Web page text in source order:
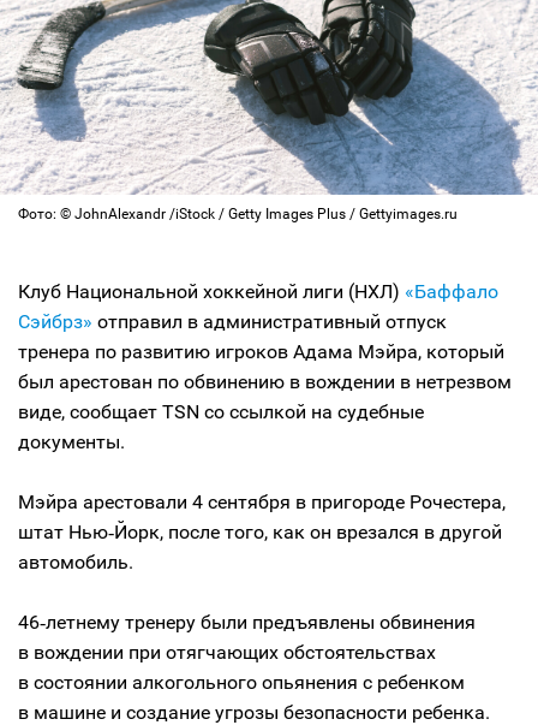
Фото: © JohnAlexandr /iStock / Getty Images Plus / Gettyimages.ru
Клуб Национальной хоккейной лиги (НХЛ) «Баффало
Сэйбрз» отправил в административный отпуск
тренера по развитию игроков Адама Мэйра, который
был арестован по обвинению в вождении в нетрезвом
виде, сообщает TSN со ссылкой на судебные
документы.
Мэйра арестовали 4 сентября в пригороде Рочестера,
штат Нью‑Йорк, после того, как он врезался в другой
автомобиль.
46‑летнему тренеру были предъявлены обвинения
в вождении при отягчающих обстоятельствах
в состоянии алкогольного опьянения с ребенком
в машине и создание угрозы безопасности ребенка.